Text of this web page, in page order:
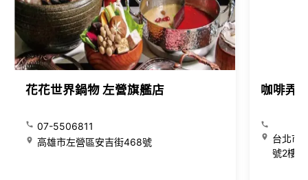
花花世界鍋物 左營旗艦店
07-5506811
高雄市左營區安吉街468號
咖啡弄
台北市
號2樓